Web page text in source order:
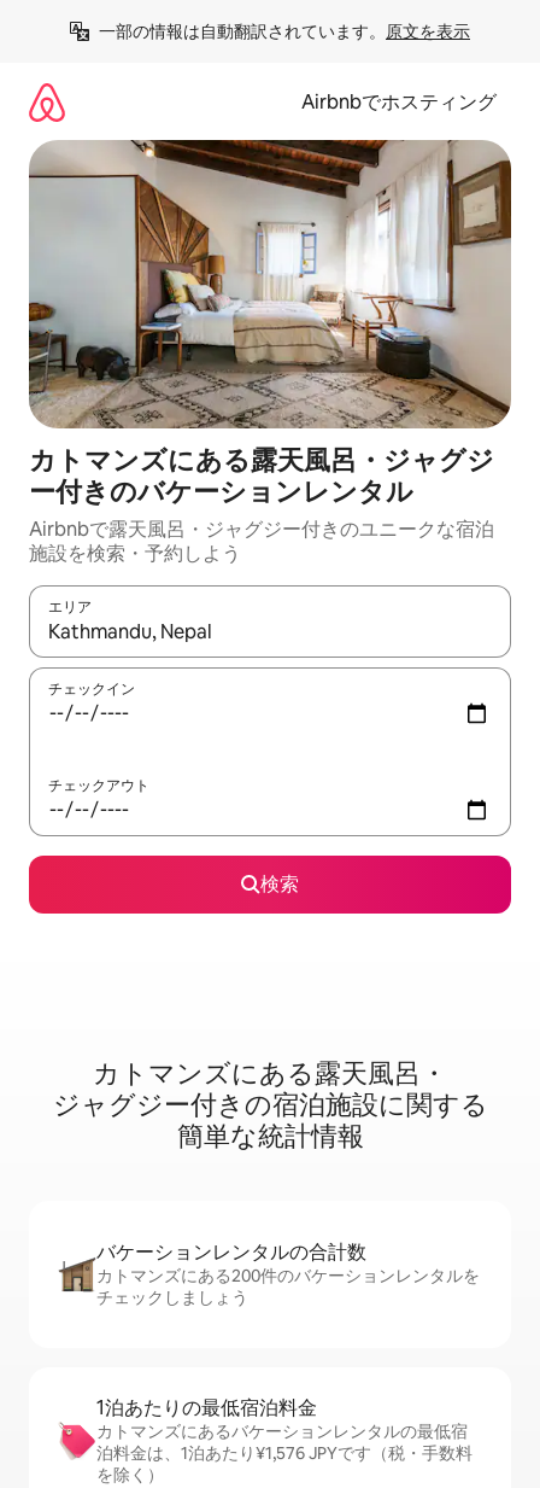
一部の情報は自動翻訳されています。 原文を表示
Airbnbでホスティング
カトマンズにある露天風呂・ジャグジ
ー付きのバケーションレンタル
Airbnbで露天風呂・ジャグジー付きのユニークな宿泊
施設を検索・予約しよう
エリア
検索結果が表示されたら、上下の矢印キーを使って移動するか
チェックイン
チェックアウト
検索
カトマンズに⁠あ⁠る露⁠天⁠風⁠呂・
ジ⁠ャ⁠グ⁠ジ⁠ー⁠付⁠き⁠の宿⁠泊⁠施⁠設⁠に関⁠す⁠る
簡⁠単⁠な統⁠計⁠情⁠報
バケーションレ⁠ン⁠タ⁠ル⁠の合⁠計⁠数
カトマンズにある200件のバケーションレンタルを
チェックしましょう
1泊あたりの最⁠低⁠宿⁠泊⁠料⁠金
カトマンズにあるバケーションレンタルの最低宿
泊料金は、1泊あたり¥1,576 JPYです（税・手数料
を除く）